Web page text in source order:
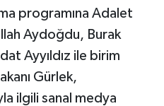
programına Adalet
Aydoğdu, Burak
Ayyıldız ile birim
Gürlek,
ilgili sanal medya